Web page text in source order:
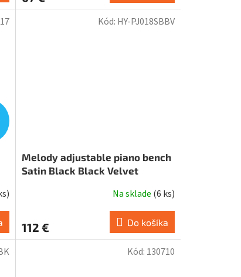
je
)
Melody adjustable piano bench
Satin Black Black Velvet
Na sklade (6 ks)
112 € Do košíka
Kód: HY-PJ018SBBV
Kód: 130710